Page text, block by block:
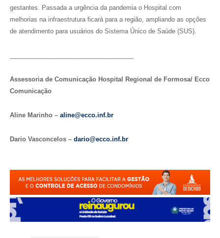
gestantes. Passada a urgência da pandemia o Hospital com
melhorias na infraestrutura ficará para a região, ampliando as opções
de atendimento para usuários do Sistema Único de Saúde (SUS).
Assessoria de Comunicação Hospital Regional de Formosa/ Ecco
Comunicação
Aline Marinho – aline@ecco.inf.br
Dario Vasconcelos – dario@ecco.inf.br